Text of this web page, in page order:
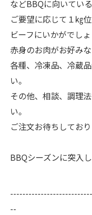
などBBQに向いてい
ご要望に応じて１㎏
ビーフにいかがでしょ
赤身のお肉がお好み
各種、冷凍品、冷蔵
い。
その他、相談、調理
い。
ご注文お待ちしており
BBQシーズンに突入
--